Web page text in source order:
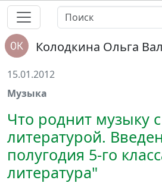
Колодкина Ольга
15.01.2012
Музыка
Что роднит музыку с
литературой.
полугодия 5-го
литература"